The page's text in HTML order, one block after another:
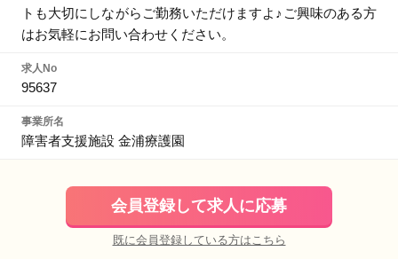
トも大切にしながらご勤務いただけますよ♪ご興味のある方
はお気軽にお問い合わせください。
求人No
95637
事業所名
障害者支援施設 金浦療護園
会員登録して求人に応募
既に会員登録している方はこちら